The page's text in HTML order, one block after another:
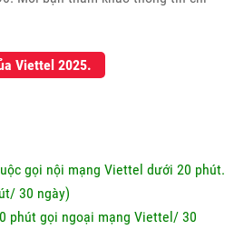
Viettel 2025.
gọi nội mạng Viettel dưới 20 phút.
30 ngày)
phút gọi ngoại mạng Viettel/ 30